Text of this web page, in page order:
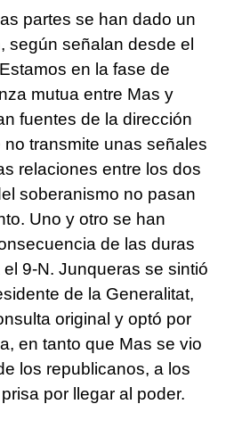
partes se han dado un
según señalan desde el
en la fase de
mutua entre Mas y
fuentes de la dirección
transmite unas señales
relaciones entre los dos
soberanismo no pasan
Uno y otro se han
de las duras
9-N. Junqueras se sintió
de la Generalitat,
original y optó por
en tanto que Mas se vio
los republicanos, a los
por llegar al poder.